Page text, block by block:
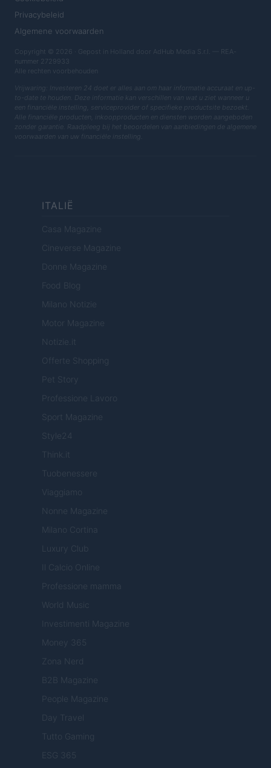
Privacybeleid
Algemene voorwaarden
Copyright © 2026 · Gepost in Holland door AdHub Media S.r.l. — REA-
nummer 2729933
Alle rechten voorbehouden
Vrijwaring: Investeren 24 doet er alles aan om haar informatie accuraat en up-
to-date te houden. Deze informatie kan verschillen van wat u ziet wanneer u
een financiële instelling, serviceprovider of specifieke productsite bezoekt.
Alle financiële producten, inkoopproducten en diensten worden aangeboden
zonder garantie. Raadpleeg bij het beoordelen van aanbiedingen de algemene
voorwaarden van uw financiële instelling.
ITALIË
Casa Magazine
Cineverse Magazine
Donne Magazine
Food Blog
Milano Notizie
Motor Magazine
Notizie.it
Offerte Shopping
Pet Story
Professione Lavoro
Sport Magazine
Style24
Think.it
Tuobenessere
Viaggiamo
Nonne Magazine
Milano Cortina
Luxury Club
Il Calcio Online
Professione mamma
World Music
Investimenti Magazine
Money 365
Zona Nerd
B2B Magazine
People Magazine
Day Travel
Tutto Gaming
ESG 365